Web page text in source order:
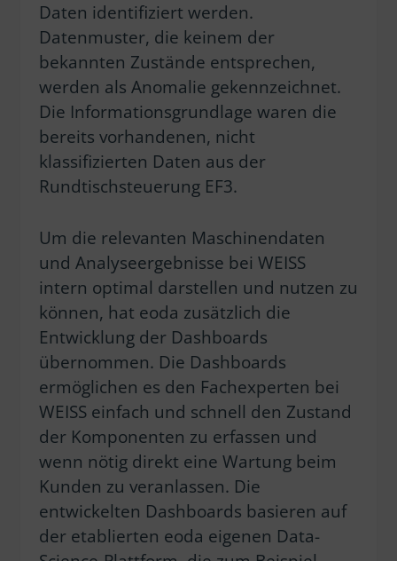
Daten identifiziert werden.
Datenmuster, die keinem der
bekannten Zustände entsprechen,
werden als Anomalie gekennzeichnet.
Die Informationsgrundlage waren die
bereits vorhandenen, nicht
klassifizierten Daten aus der
Rundtischsteuerung EF3.
Um die relevanten Maschinendaten
und Analyseergebnisse bei WEISS
intern optimal darstellen und nutzen zu
können, hat eoda zusätzlich die
Entwicklung der Dashboards
übernommen. Die Dashboards
ermöglichen es den Fachexperten bei
WEISS einfach und schnell den Zustand
der Komponenten zu erfassen und
wenn nötig direkt eine Wartung beim
Kunden zu veranlassen. Die
entwickelten Dashboards basieren auf
der etablierten eoda eigenen Data-